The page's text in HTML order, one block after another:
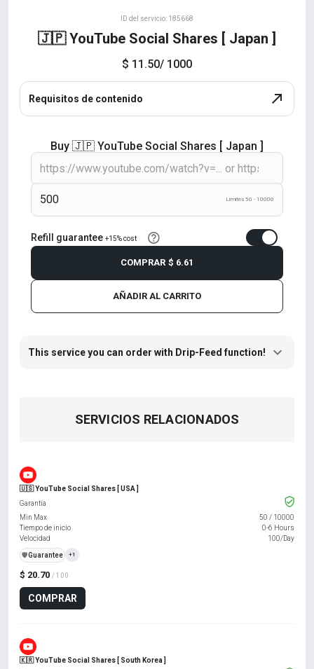
ID del servicio: 185668
🇯🇵 YouTube Social Shares [ Japan ]
$ 11.50/ 1000
Requisitos de contenido
Buy 🇯🇵 YouTube Social Shares [ Japan ]
Límites 50 - 10000
Refill guarantee +15% cost
AÑADIR AL CARRITO
COMPRAR $ 6.61
This service you can order with Drip-Feed function!
SERVICIOS RELACIONADOS
🇺🇸 YouTube Social Shares [ USA ]
$ 20.70 / 100
COMPRAR
Garantía
Min Max
50 / 10000
Tiempo de inicio
0-6 Hours
Velocidad
100/Day
️🛡️Guarantee +1
🇰🇷 YouTube Social Shares [ South Korea ]